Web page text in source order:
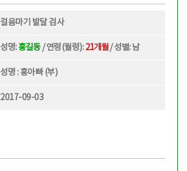
걸음마기 발달 검사
성명:홍길동/ 연령(월령):21개월/ 성별: 남
성명 : 홍아빠 (부)
2017-09-03